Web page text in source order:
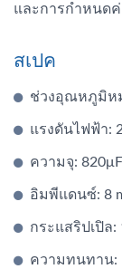
และการกำหนด
สเปค
ช่วงอุณหภูมิห
แรงดันไฟฟ้า:
ความจุ: 820μF
อิมพีแดนซ์: 8
กระแสริปเปิล:
ความทนทาน: